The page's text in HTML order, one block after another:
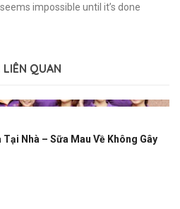
impossible until it’s done
LIÊN QUAN
Nhà – Sữa Mau Về Không Gây